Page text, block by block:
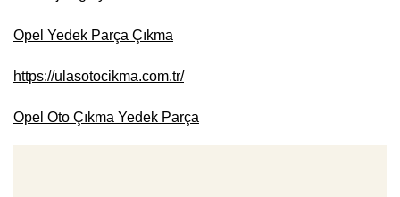
Opel Yedek Parça Çıkma
https://ulasotocikma.com.tr/
Opel Oto Çıkma Yedek Parça